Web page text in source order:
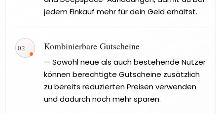
jedem Einkauf mehr für dein Geld erhältst.
Kombinierbare Gutscheine
— Sowohl neue als auch bestehende Nutzer
können berechtigte Gutscheine zusätzlich
zu bereits reduzierten Preisen verwenden
und dadurch noch mehr sparen.